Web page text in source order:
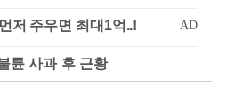
륜 사과 후 근황